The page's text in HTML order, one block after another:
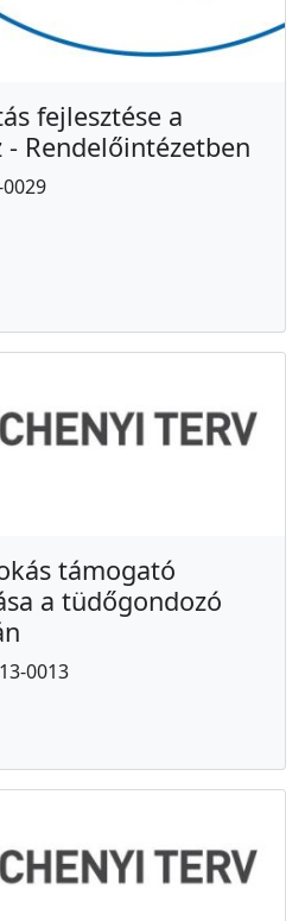
fejlesztése a
- Rendelőintézetben
támogató
a tüdőgondozó
0013